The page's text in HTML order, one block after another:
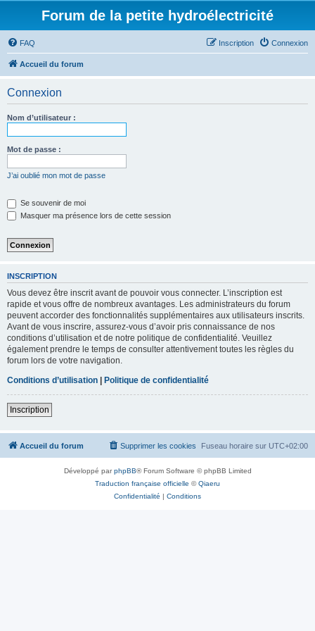
Forum de la petite hydroélectricité
FAQ Connexion
Inscription
Accueil du forum
Connexion
Nom d’utilisateur :
Mot de passe :
J’ai oublié mon mot de passe
Se souvenir de moi
Masquer ma présence lors de cette session
INSCRIPTION
Vous devez être inscrit avant de pouvoir vous connecter. L’inscription est
rapide et vous offre de nombreux avantages. Les administrateurs du forum
peuvent accorder des fonctionnalités supplémentaires aux utilisateurs inscrits.
Avant de vous inscrire, assurez-vous d’avoir pris connaissance de nos
conditions d’utilisation et de notre politique de confidentialité. Veuillez
également prendre le temps de consulter attentivement toutes les règles du
forum lors de votre navigation.
Conditions d’utilisation | Politique de confidentialité
Inscription
Accueil du forum Fuseau horaire sur UTC+02:00
Supprimer les cookies
Développé parphpBB® Forum Software © phpBB Limited
Traduction française officielle ©Qiaeru
Confidentialité | Conditions